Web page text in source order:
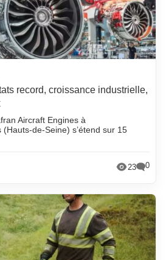
record, croissance industrielle,
Aircraft Engines à
de-Seine) s’étend sur 15
23 0